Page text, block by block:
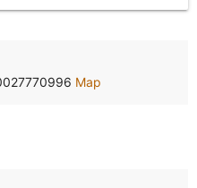
Map